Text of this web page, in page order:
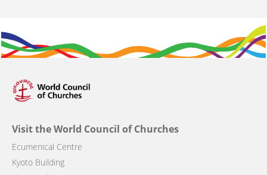
Visit the World Council of Churches
Ecumenical Centre
Kyoto Building